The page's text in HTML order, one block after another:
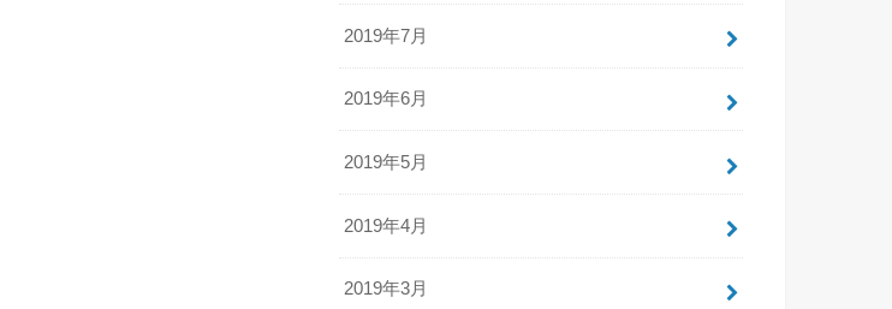
2019年7月
2019年6月
2019年5月
2019年4月
2019年3月